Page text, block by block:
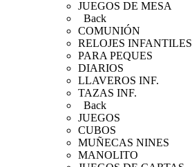
JUEGOS DE MESA
Back
COMUNIÓN
RELOJES INFANTILES
PARA PEQUES
DIARIOS
LLAVEROS INF.
TAZAS INF.
Back
JUEGOS
CUBOS
MUÑECAS NINES
MANOLITO